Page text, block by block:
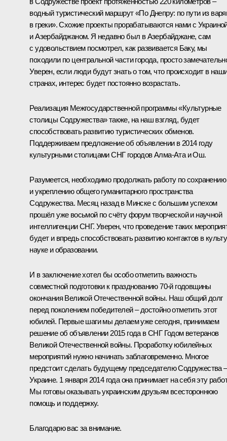
водный туристический маршрут «По Днепру: по пути из
в греки». Схожие проекты прорабатываются нами с
и Азербайджаном. Я недавно был в Азербайджане, сам
с удовольствием посмотрел, как развивается Баку, мы
походили по центральной части города, просто
Уверен, если люди будут знать о том, что происходит в
странах, интерес будет постоянно возрастать.
Реализация Межгосударственной программы «Культурные
столицы Содружества» также, на наш взгляд, будет
способствовать развитию туристических обменов.
Поддерживаем предложение об объявлении в 2014 году
культурными столицами СНГ городов Алма-Ата и Ош.
Разумеется, необходимо продолжать работу по сохранению
и укреплению общего гуманитарного пространства
Содружества. Месяц назад в Минске с большим успехом
прошёл уже восьмой по счёту форум творческой и научной
интеллигенции СНГ. Уверен, что проведение таких
будет и впредь способствовать развитию контактов в
науке и образовании.
И в заключение хотел бы особо отметить важность
совместной подготовки к празднованию 70-й годовщины
окончания Великой Отечественной войны. Наш общий долг
перед поколением победителей – достойно отметить этот
юбилей. Первые шаги мы делаем уже сегодня, принимаем
решение об объявлении 2015 года в СНГ Годом ветеранов
Великой Отечественной войны. Проработку юбилейных
мероприятий нужно начинать заблаговременно. Многое
предстоит сделать будущему председателю Содружества –
Украине. 1 января 2014 года она принимает на себя эту
Мы готовы оказывать украинским друзьям всестороннюю
помощь и поддержку.
Благодарю вас за внимание.